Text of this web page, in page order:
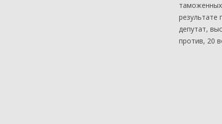
результате
депутат,
против, 20